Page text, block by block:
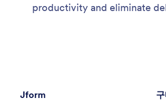
productivity and eliminate
Jform